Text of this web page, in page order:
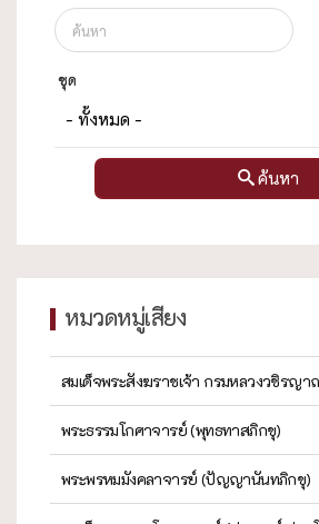
ชุด
ค้นหา
หมวดหมู่เสียง
สมเด็จพระสังฆราชเจ้า กรมหลวงวชิรญา
พระธรรมโกศาจารย์ (พุทธทาสภิกขุ)
พระพรหมมังคลาจารย์ (ปัญญานันทภิกขุ)